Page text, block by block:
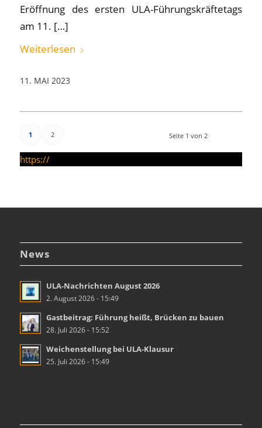
Eröffnung des ersten ULA-Führungskräftetags
am 11. […]
Weiterlesen
11. MAI 2023
Seite 1 von 2
1 2
https://
News
ULA-Nachrichten August 2026
2. August 2026 - 15:49
Gastbeitrag: Führung heißt, Brücken zu bauen
28. Juli 2026 - 15:52
Weichenstellung bei ULA-Klausur
25. Juli 2026 - 15:49